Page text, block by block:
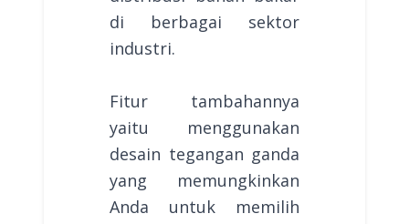
di berbagai sektor
industri.
Fitur tambahannya
yaitu menggunakan
desain tegangan ganda
yang memungkinkan
Anda untuk memilih